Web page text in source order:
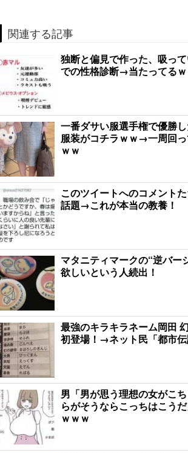
関連する記事
独断と偏見で作った、吸っ
での性格診断→当たってるｗ
一番ダサい服選手権で優勝
服装がコチラｗｗ→一周回
ｗｗ
このツイートへのコメント
話題→これが本当の教養！
マタニティマークの“逆バ
欲しいという人続出！
最強のキラキラネーム岡田
初登場！→ネット民「都市
男「男が思う理想の女がこ
らがそうならこっちはこう
ｗｗｗ